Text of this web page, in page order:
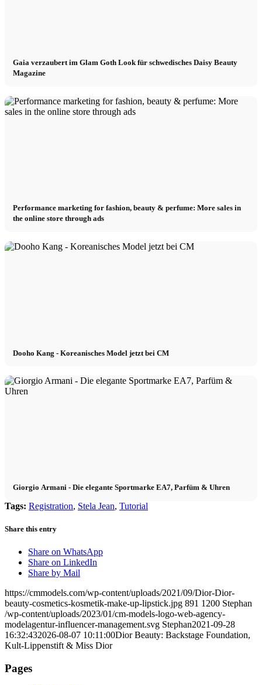
Gaia verzaubert im Glam Goth Look für schwedisches Daisy Beauty
Magazine
Performance marketing for fashion, beauty & perfume: More sales in
the online store through ads
Dooho Kang - Koreanisches Model jetzt bei CM
Giorgio Armani - Die elegante Sportmarke EA7, Parfüm & Uhren
Tags: Registration, Stela Jean, Tutorial
Share this entry
Share on WhatsApp
Share on LinkedIn
Share by Mail
https://cmmodels.com/wp-content/uploads/2021/09/Dior-Dior-
beauty-cosmetics-kosmetik-make-up-lipstick.jpg 891 1200 Stephan
/wp-content/uploads/2023/01/cm-models-logo-web-agency-
modelagentur-influencer-management.svg Stephan2021-09-28
16:32:432026-08-07 10:11:00Dior Beauty: Backstage Foundation,
Kult-Lippenstift & Miss Dior
Pages